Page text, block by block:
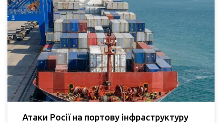
Атаки Росії на портову інфраструктуру